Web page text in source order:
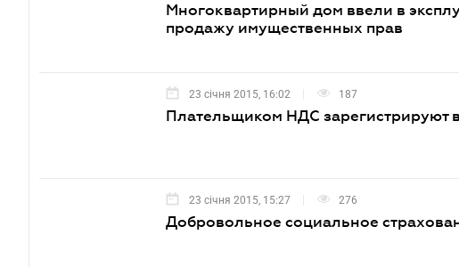
Многоквартирный дом ввели в
продажу имущественных прав
23 січня 2015, 16:02 187
Плательщиком НДС зарегистрируют
23 січня 2015, 15:27 276
Добровольное социальное